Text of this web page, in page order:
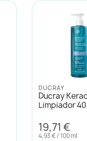
EUCERIN
Eucerin
Gel
15,11 €
7,56 € / 100 ml